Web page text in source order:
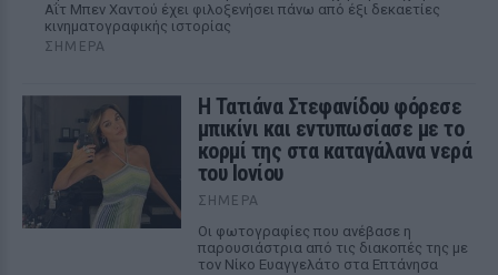
Αΐτ Μπεν Χαντού έχει φιλοξενήσει πάνω από έξι δεκαετίες
κινηματογραφικής ιστορίας
ΣΉΜΕΡΑ
Η Τατιάνα Στεφανίδου φόρεσε
μπικίνι και εντυπωσίασε με το
κορμί της στα καταγάλανα νερά
του Ιονίου
ΣΉΜΕΡΑ
Οι φωτογραφίες που ανέβασε η
παρουσιάστρια από τις διακοπές της με
τον Νίκο Ευαγγελάτο στα Επτάνησα